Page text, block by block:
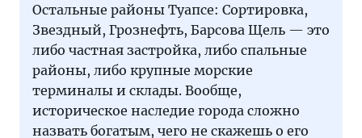
Остальные районы Туапсе: Сортировка,
Звездный, Грознефть, Барсова Щель — это
либо частная застройка, либо спальные
районы, либо крупные морские
терминалы и склады. Вообще,
историческое наследие города сложно
назвать богатым, чего не скажешь о его